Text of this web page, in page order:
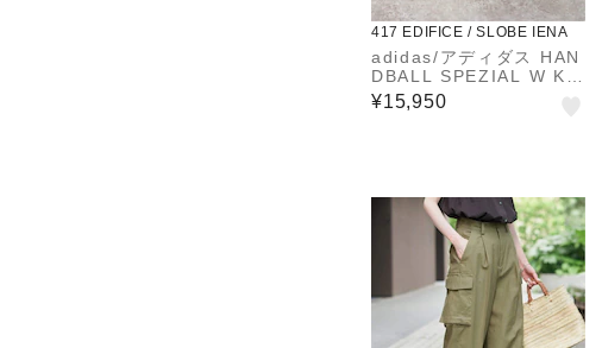
417 EDIFICE / SLOBE IENA
adidas/アディダス HAN
DBALL SPEZIAL W KK
0932
¥15,950